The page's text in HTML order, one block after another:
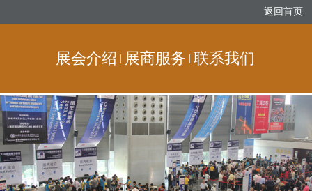
返回首页
展会介绍 展商服务 联系我们